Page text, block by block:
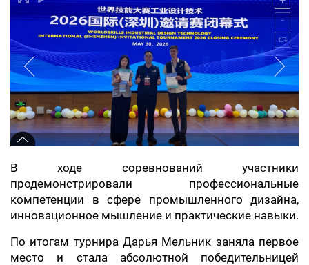
В ходе соревнований участники
продемонстрировали профессиональные
компетенции в сфере промышленного дизайна,
инновационное мышление и практические навыки.
По итогам турнира Дарья Мельник заняла первое
место и стала абсолютной победительницей